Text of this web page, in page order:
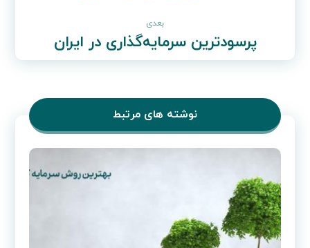
بعدی
پرسودترین سرمایه‌گذاری در ایران
نوشته های مرتبط